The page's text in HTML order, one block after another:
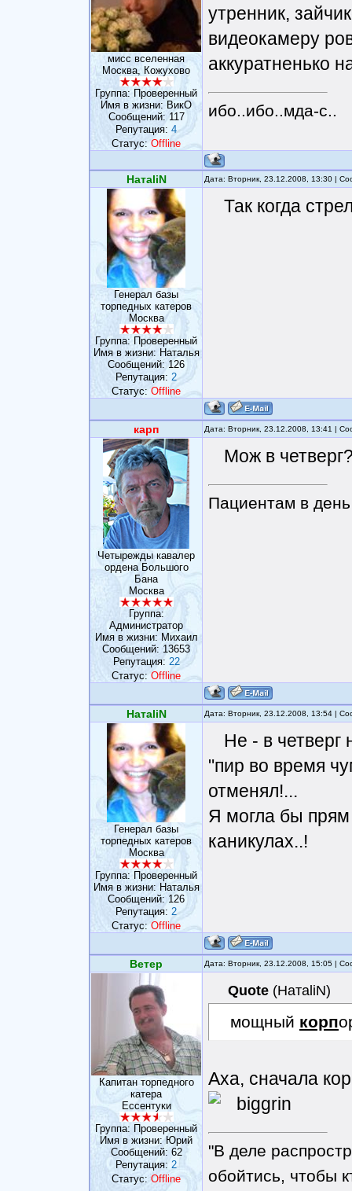
мисс вселенная
Москва, Кожухово
Группа: Проверенный
Имя в жизни: ВикО
Сообщений: 117
Репутация: 4
Статус:Offline
утренник,
видеокамеру
аккуратненько
ибо..ибо..мда-с..
НатаliN Дата: Вторник, 23.12.2008, 13:30 |
Генерал базы
торпедных катеров
Москва
Группа: Проверенный
Имя в жизни: Наталья
Сообщений: 126
Репутация: 2
Статус:Offline
Так когда
карп Дата: Вторник, 23.12.2008, 13:41 |
Четырежды кавалер
ордена Большого
Бана
Москва
Группа:
Администратор
Имя в жизни: Михаил
Сообщений: 13653
Репутация: 22
Статус:Offline
Мож в
Пациентам в
НатаliN Дата: Вторник, 23.12.2008, 13:54 |
Генерал базы
торпедных катеров
Москва
Группа: Проверенный
Имя в жизни: Наталья
Сообщений: 126
Репутация: 2
Статус:Offline
Не - в четверг
"пир во время
отменял!...
Я могла бы прям
каникулах..!
Ветер Дата: Вторник, 23.12.2008, 15:05 |
Капитан торпедного
катера
Ессентуки
Группа: Проверенный
Имя в жизни: Юрий
Сообщений: 62
Репутация: 2
Статус:Offline
Quote (НатаliN)
мощный корп
Аха, сначала
"В деле
обойтись, чтобы